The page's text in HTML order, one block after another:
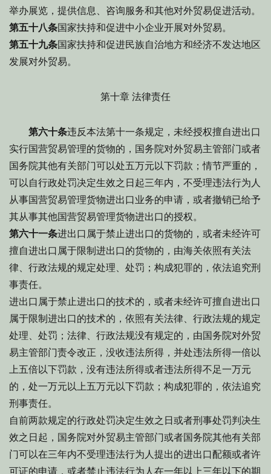
举办展览，提供信息、咨询服务和其他对外贸易促进活动。
第五十八条国家扶持和促进中小企业开展对外贸易。
第五十九条国家扶持和促进民族自治地方和经济不发达地区
发展对外贸易。
第十章 法律责任
第六十条违反本法第十一条规定，未经授权擅自进出口
实行国营贸易管理的货物的，国务院对外贸易主管部门或者
国务院其他有关部门可以处五万元以下罚款；情节严重的，
可以自行政处罚决定生效之日起三年内，不受理违法行为人
从事国营贸易管理货物进出口业务的申请，或者撤销已给予
其从事其他国营贸易管理货物进出口的授权。
第六十一条进出口属于禁止进出口的货物的，或者未经许可
擅自进出口属于限制进出口的货物的，由海关依照有关法
律、行政法规的规定处理、处罚；构成犯罪的，依法追究刑
事责任。
进出口属于禁止进出口的技术的，或者未经许可擅自进出口
属于限制进出口的技术的，依照有关法律、行政法规的规定
处理、处罚；法律、行政法规没有规定的，由国务院对外贸
易主管部门责令改正，没收违法所得，并处违法所得一倍以
上五倍以下罚款，没有违法所得或者违法所得不足一万元
的，处一万元以上五万元以下罚款；构成犯罪的，依法追究
刑事责任。
自前两款规定的行政处罚决定生效之日或者刑事处罚判决生
效之日起，国务院对外贸易主管部门或者国务院其他有关部
门可以在三年内不受理违法行为人提出的进出口配额或者许
可证的申请，或者禁止违法行为人在一年以上三年以下的期